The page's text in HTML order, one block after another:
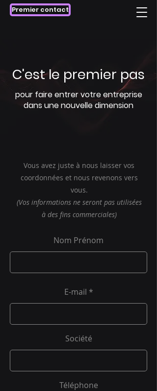
Premier contact
C'est le premier pas
pour faire entrer votre entreprise
dans une nouvelle dimension
Vous avez juste à nous laisser vos
coordonnées et nous revenons vers
vous.
(Vos informations ne seront pas utilisées
à des fins commerciales)
Nom Prénom
E-mail
Société
Téléphone